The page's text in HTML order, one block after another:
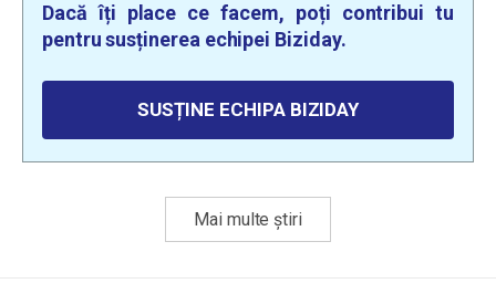
Dacă îți place ce facem, poți contribui tu
pentru susținerea echipei Biziday.
SUSȚINE ECHIPA BIZIDAY
Mai multe știri